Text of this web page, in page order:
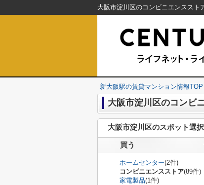
新大阪駅の賃貸マンション情報TOP
大阪市淀川区のコンビ
大阪市淀川区のスポット選択
買う
ホームセンター(2件)
コンビニエンスストア(89件)
家電製品(1件)